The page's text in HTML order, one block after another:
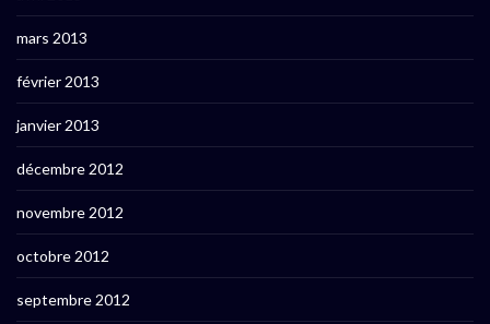
mars 2013
février 2013
janvier 2013
décembre 2012
novembre 2012
octobre 2012
septembre 2012